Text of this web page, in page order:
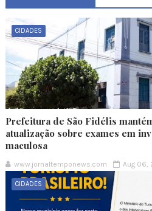
CIDADES
Prefeitura de São Fidélis
atualização sobre exames em
maculosa
www.jornaltemponews.com Aug 06,
CIDADES